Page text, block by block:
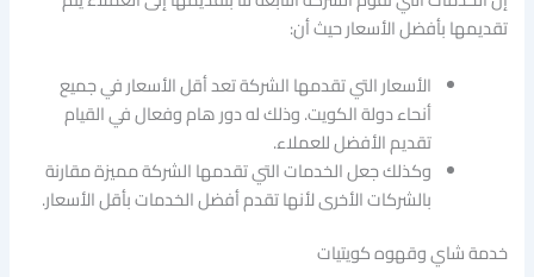
تقديمها بأفضل الأسعار حيث أن:
الأسعار التي تقدمها الشركة تعد أقل الأسعار في جميع
أنحاء دولة الكويت. وذلك له دور هام وفعال في القيام
تقديم الأفضل للعملاء.
وكذلك جعل الخدمات التي تقدمها الشركة مميزة مقارنة
بالشركات الأخرى لأنها تقدم أفضل الخدمات بأقل الأسعار.
خدمة شاي وقهوه كويتيات